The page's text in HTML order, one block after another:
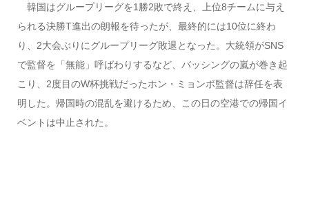
韓国はグループリーグを1勝2敗で終え、上位8チームに与え
られる決勝T進出の朗報を待ったが、最終的には10位に終わ
り、2大会ぶりにグループリーグ敗退となった。大統領がSNS
で監督を「無能」呼ばわりするなど、バッシングの嵐が巻き起
こり、2度目のW杯挑戦だったホン・ミョンボ監督は辞任を表
明した。帰国時の混乱を避けるため、この日の空港での帰国イ
ベントは中止された。